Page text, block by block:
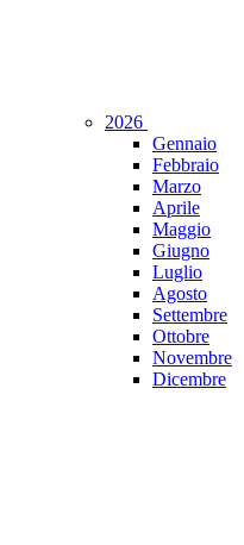
2026
Gennaio
Febbraio
Marzo
Aprile
Maggio
Giugno
Luglio
Agosto
Settembre
Ottobre
Novembre
Dicembre